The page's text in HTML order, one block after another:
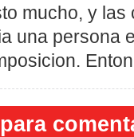
mucho, y las
una persona
para